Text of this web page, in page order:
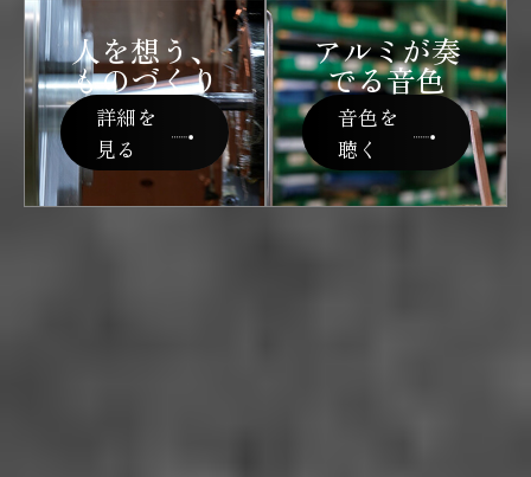
人を想う、
ものづくり
詳細を
見る
アルミが奏
でる音色
音色を
聴く